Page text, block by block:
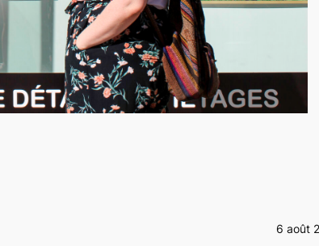
6 août